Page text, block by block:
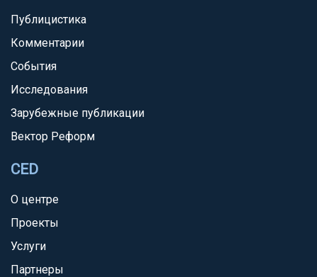
Публицистика
Комментарии
События
Исследования
Зарубежные публикации
Вектор Реформ
CED
О центре
Проекты
Услуги
Партнеры